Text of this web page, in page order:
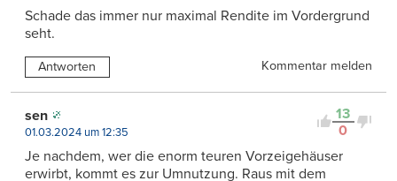
Schade das immer nur maximal Rendite im Vordergrund
seht.
Antworten Kommentar melden
13
0
sen
01.03.2024 um 12:35
Je nachdem, wer die enorm teuren Vorzeigehäuser
erwirbt, kommt es zur Umnutzung. Raus mit dem